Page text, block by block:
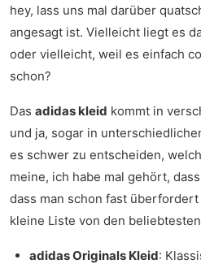
hey, lass uns mal darüber
angesagt ist. Vielleicht liegt es
oder vielleicht, weil es einfach
schon?
Das adidas kleid kommt in
und ja, sogar in
es schwer zu entscheiden,
meine, ich habe mal gehört,
dass man schon fast
kleine Liste von den
adidas Originals Kleid: